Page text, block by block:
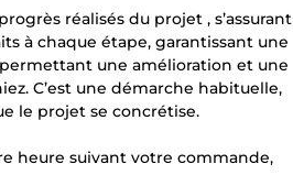
réalisés du projet , s’assurant
à chaque étape, garantissant une
une amélioration et une
C’est une démarche habituelle,
le projet se concrétise.
heure suivant votre commande,